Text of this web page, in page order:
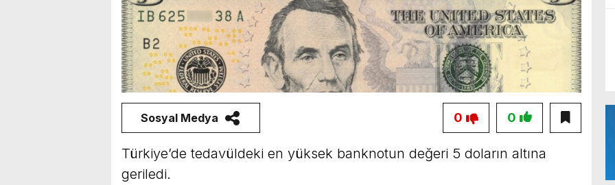
Sosyal Medya 0
0
Türkiye’de tedavüldeki en yüksek banknotun değeri 5 doların altına
geriledi.